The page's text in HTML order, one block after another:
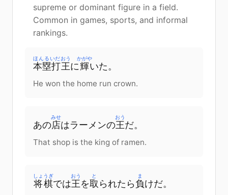
supreme or dominant figure in a field.
Common in games, sports, and informal
rankings.
本塁打
ほんるいだ
王
おう
に輝
かがや
いた。
He won the home run crown.
あの店
みせ
はラーメンの王
おう
だ。
That shop is the king of ramen.
将棋
しょうぎ
では王
おう
を取
と
られたら 負
ま
けだ。